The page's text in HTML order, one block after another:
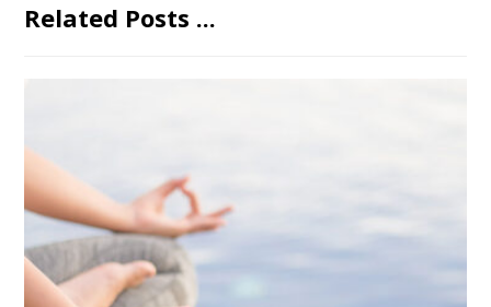
Related Posts ...